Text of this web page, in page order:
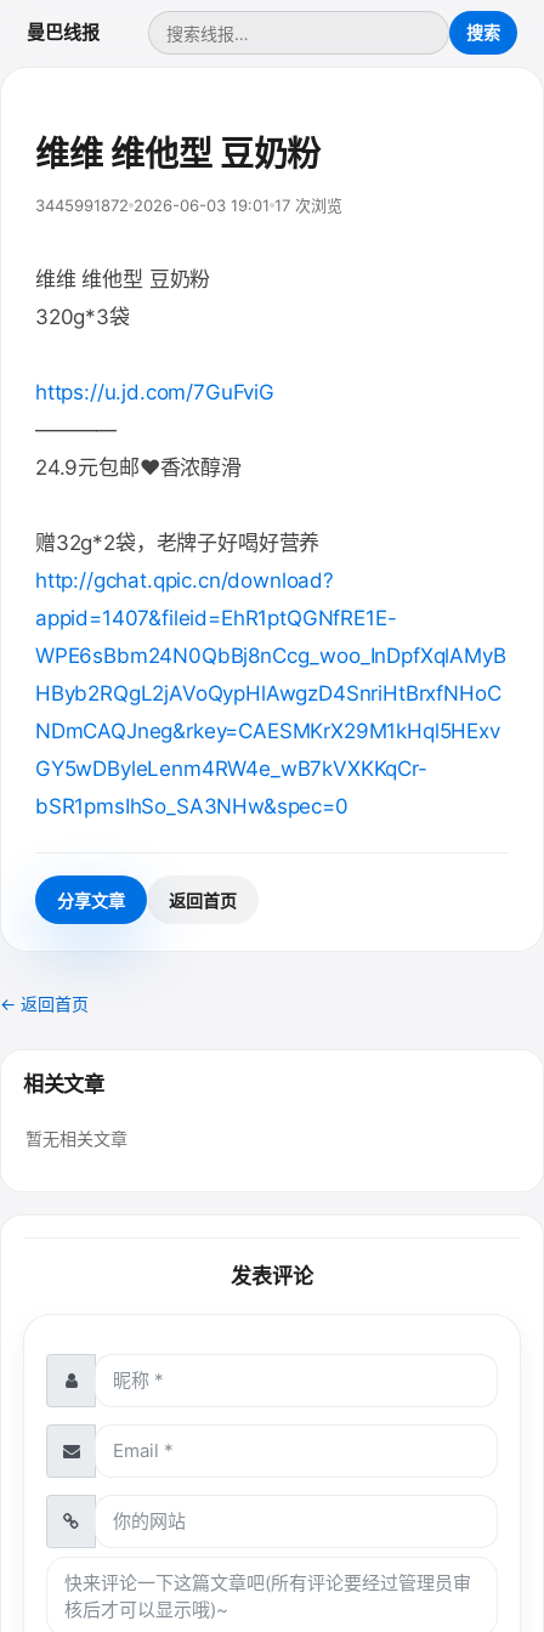
曼巴线报
维维 维他型 豆奶粉
3445991872 2026-06-03 19:01 17 次浏览
维维 维他型 豆奶粉
320g*3袋
https://u.jd.com/7GuFviG
————
24.9元包邮❤香浓醇滑
赠32g*2袋，老牌子好喝好营养
http://gchat.qpic.cn/download?
appid=1407&fileid=EhR1ptQGNfRE1E-
WPE6sBbm24N0QbBj8nCcg_woo_InDpfXqlAMyB
HByb2RQgL2jAVoQypHlAwgzD4SnriHtBrxfNHoC
NDmCAQJneg&rkey=CAESMKrX29M1kHql5HExv
GY5wDByleLenm4RW4e_wB7kVXKKqCr-
bSR1pmsIhSo_SA3NHw&spec=0
分享文章 返回首页
← 返回首页
相关文章
暂无相关文章
发表评论